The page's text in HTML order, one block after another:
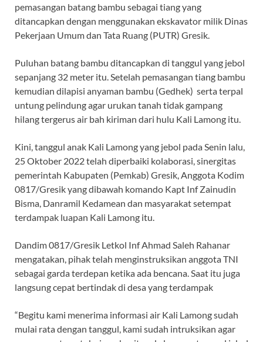
pemasangan batang bambu sebagai tiang yang
ditancapkan dengan menggunakan ekskavator milik Dinas
Pekerjaan Umum dan Tata Ruang (PUTR) Gresik.
Puluhan batang bambu ditancapkan di tanggul yang jebol
sepanjang 32 meter itu. Setelah pemasangan tiang bambu
kemudian dilapisi anyaman bambu (Gedhek) serta terpal
untung pelindung agar urukan tanah tidak gampang
hilang tergerus air bah kiriman dari hulu Kali Lamong itu.
Kini, tanggul anak Kali Lamong yang jebol pada Senin lalu,
25 Oktober 2022 telah diperbaiki kolaborasi, sinergitas
pemerintah Kabupaten (Pemkab) Gresik, Anggota Kodim
0817/Gresik yang dibawah komando Kapt Inf Zainudin
Bisma, Danramil Kedamean dan masyarakat setempat
terdampak luapan Kali Lamong itu.
Dandim 0817/Gresik Letkol Inf Ahmad Saleh Rahanar
mengatakan, pihak telah menginstruksikan anggota TNI
sebagai garda terdepan ketika ada bencana. Saat itu juga
langsung cepat bertindak di desa yang terdampak
“Begitu kami menerima informasi air Kali Lamong sudah
mulai rata dengan tanggul, kami sudah intruksikan agar